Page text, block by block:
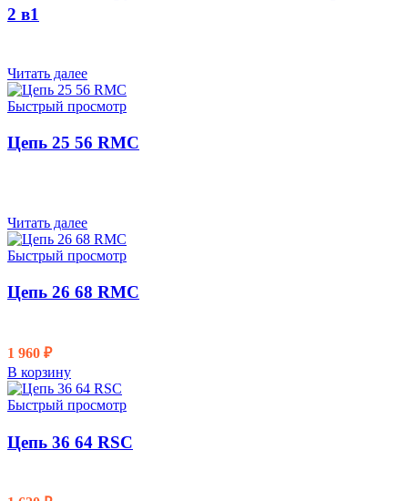
2 в1
Читать далее
Быстрый просмотр
Цепь 25 56 RMC
Читать далее
Быстрый просмотр
Цепь 26 68 RMC
1 960 ₽
В корзину
Быстрый просмотр
Цепь 36 64 RSC